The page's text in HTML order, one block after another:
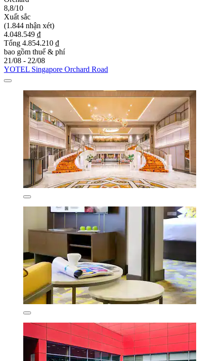
8,8/10
Xuất sắc
(1.844 nhận xét)
4.048.549 ₫
Tổng 4.854.210 ₫
bao gồm thuế & phí
21/08 - 22/08
YOTEL Singapore Orchard Road